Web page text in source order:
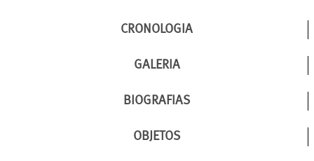
CRONOLOGIA
GALERIA
BIOGRAFIAS
OBJETOS